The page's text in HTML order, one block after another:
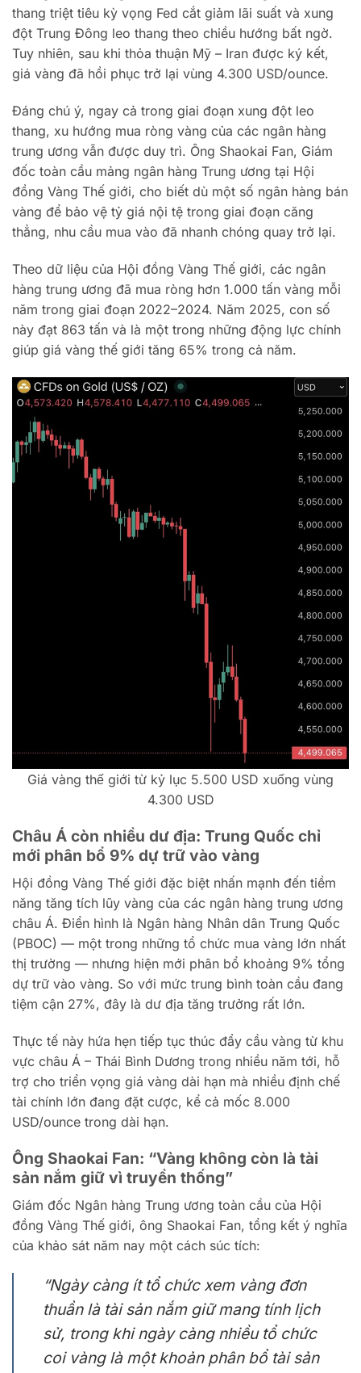
thang triệt tiêu kỳ vọng Fed cắt giảm lãi suất và xung
đột Trung Đông leo thang theo chiều hướng bất ngờ.
Tuy nhiên, sau khi thỏa thuận Mỹ – Iran được ký kết,
giá vàng đã hồi phục trở lại vùng 4.300 USD/ounce.
Đáng chú ý, ngay cả trong giai đoạn xung đột leo
thang, xu hướng mua ròng vàng của các ngân hàng
trung ương vẫn được duy trì. Ông Shaokai Fan, Giám
đốc toàn cầu mảng ngân hàng Trung ương tại Hội
đồng Vàng Thế giới, cho biết dù một số ngân hàng bán
vàng để bảo vệ tỷ giá nội tệ trong giai đoạn căng
thẳng, nhu cầu mua vào đã nhanh chóng quay trở lại.
Theo dữ liệu của Hội đồng Vàng Thế giới, các ngân
hàng trung ương đã mua ròng hơn 1.000 tấn vàng mỗi
năm trong giai đoạn 2022–2024. Năm 2025, con số
này đạt 863 tấn và là một trong những động lực chính
giúp giá vàng thế giới tăng 65% trong cả năm.
Giá vàng thế giới từ kỷ lục 5.500 USD xuống vùng
4.300 USD
Châu Á còn nhiều dư địa: Trung Quốc chỉ
mới phân bổ 9% dự trữ vào vàng
Hội đồng Vàng Thế giới đặc biệt nhấn mạnh đến tiềm
năng tăng tích lũy vàng của các ngân hàng trung ương
châu Á. Điển hình là Ngân hàng Nhân dân Trung Quốc
(PBOC) — một trong những tổ chức mua vàng lớn nhất
thị trường — nhưng hiện mới phân bổ khoảng 9% tổng
dự trữ vào vàng. So với mức trung bình toàn cầu đang
tiệm cận 27%, đây là dư địa tăng trưởng rất lớn.
Thực tế này hứa hẹn tiếp tục thúc đẩy cầu vàng từ khu
vực châu Á – Thái Bình Dương trong nhiều năm tới, hỗ
trợ cho triển vọng giá vàng dài hạn mà nhiều định chế
tài chính lớn đang đặt cược, kể cả mốc 8.000
USD/ounce trong dài hạn.
Ông Shaokai Fan: “Vàng không còn là tài
sản nắm giữ vì truyền thống”
Giám đốc Ngân hàng Trung ương toàn cầu của Hội
đồng Vàng Thế giới, ông Shaokai Fan, tổng kết ý nghĩa
của khảo sát năm nay một cách súc tích:
“Ngày càng ít tổ chức xem vàng đơn
thuần là tài sản nắm giữ mang tính lịch
sử, trong khi ngày càng nhiều tổ chức
coi vàng là một khoản phân bổ tài sản